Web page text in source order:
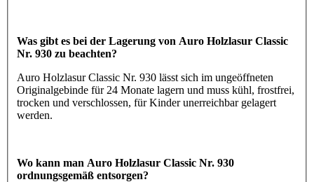
Was gibt es bei der Lagerung von Auro Holzlasur Classic
Nr. 930 zu beachten?
Auro Holzlasur Classic Nr. 930 lässt sich im ungeöffneten
Originalgebinde für 24 Monate lagern und muss kühl, frostfrei,
trocken und verschlossen, für Kinder unerreichbar gelagert
werden.
Wo kann man Auro Holzlasur Classic Nr. 930
ordnungsgemäß entsorgen?